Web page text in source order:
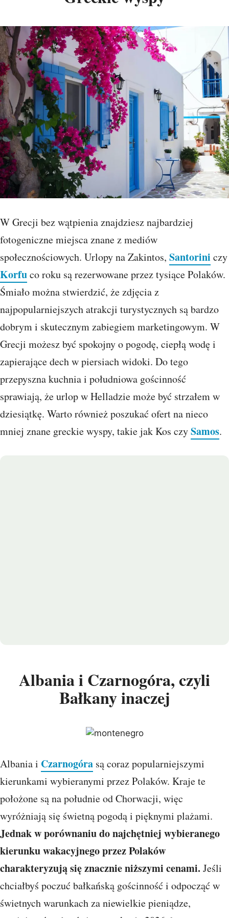
W Grecji bez wątpienia znajdziesz najbardziej
fotogeniczne miejsca znane z mediów
społecznościowych. Urlopy na Zakintos, Santorini czy
Korfuco roku są rezerwowane przez tysiące Polaków.
Śmiało można stwierdzić, że zdjęcia z
najpopularniejszych atrakcji turystycznych są bardzo
dobrym i skutecznym zabiegiem marketingowym. W
Grecji możesz być spokojny o pogodę, ciepłą wodę i
zapierające dech w piersiach widoki. Do tego
przepyszna kuchnia i południowa gościnność
sprawiają, że urlop w Helladzie może być strzałem w
dziesiątkę. Warto również poszukać ofert na nieco
mniej znane greckie wyspy, takie jak Kos czySamos.
Albania i Czarnogóra, czyli
Bałkany inaczej
Albania i Czarnogóra są coraz popularniejszymi
kierunkami wybieranymi przez Polaków. Kraje te
położone są na południe od Chorwacji, więc
wyróżniają się świetną pogodą i pięknymi plażami.
Jednak w porównaniu do najchętniej wybieranego
kierunku wakacyjnego przez Polaków
charakteryzują się znacznie niższymi cenami. Jeśli
chciałbyś poczuć bałkańską gościnność i odpocząć w
świetnych warunkach za niewielkie pieniądze,